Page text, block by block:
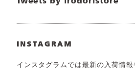
INSTAGRAM
インスタグラムでは最新の入荷情